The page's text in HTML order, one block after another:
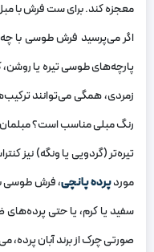
معجزه کند. برای ست فرش با
اگر می‌پرسید فرش طوسی با
پارچه‌های طوسی تیره یا
زمردی، همگی می‌توانند
رنگ مبلی مناسب است؟ مبلمان
تیره‌تر (گردویی یا ونگه) نیز
موردپرده پانچی، فرش طوسی
سفید یا کرم، یا حتی پرده‌های
صورتی چرک از برند آبان پرده،